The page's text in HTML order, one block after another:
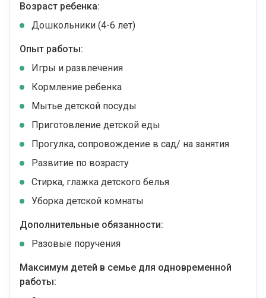
Возраст ребенка:
Дошкольники (4-6 лет)
Опыт работы:
Игры и развлечения
Кормление ребенка
Мытье детской посуды
Приготовление детской еды
Прогулка, сопровождение в сад/ на занятия
Развитие по возрасту
Стирка, глажка детского белья
Уборка детской комнаты
Дополнительные обязанности:
Разовые поручения
Максимум детей в семье для одновременной
работы: